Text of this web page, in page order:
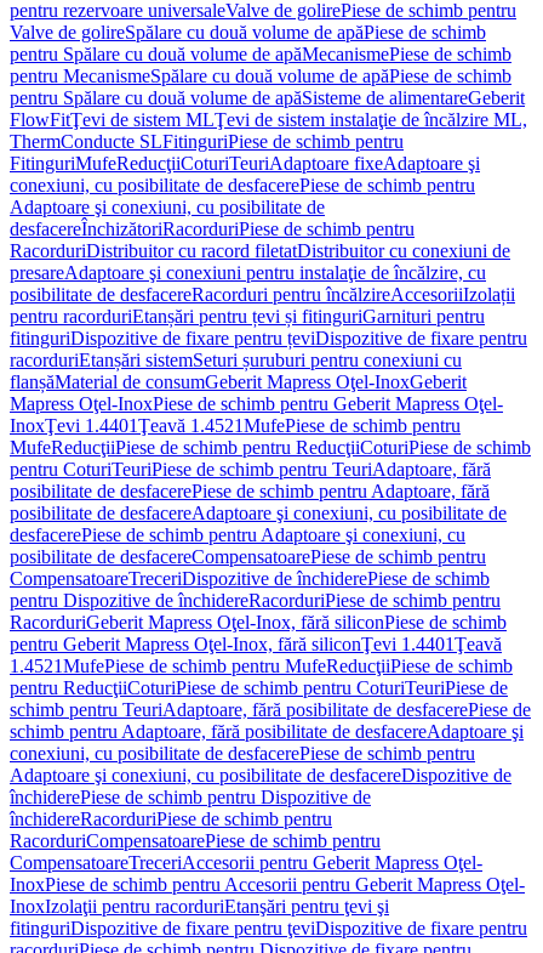
pentru rezervoare universaleValve de golirePiese de schimb pentru
Valve de golireSpălare cu două volume de apăPiese de schimb
pentru Spălare cu două volume de apăMecanismePiese de schimb
pentru MecanismeSpălare cu două volume de apăPiese de schimb
pentru Spălare cu două volume de apăSisteme de alimentareGeberit
FlowFitŢevi de sistem MLŢevi de sistem instalaţie de încălzire ML,
ThermConducte SLFitinguriPiese de schimb pentru
FitinguriMufeReducţiiCoturiTeuriAdaptoare fixeAdaptoare şi
conexiuni, cu posibilitate de desfacerePiese de schimb pentru
Adaptoare şi conexiuni, cu posibilitate de
desfacereÎnchizătoriRacorduriPiese de schimb pentru
RacorduriDistribuitor cu racord filetatDistribuitor cu conexiuni de
presareAdaptoare şi conexiuni pentru instalaţie de încălzire, cu
posibilitate de desfacereRacorduri pentru încălzireAccesoriiIzolații
pentru racorduriEtanșări pentru țevi și fitinguriGarnituri pentru
fitinguriDispozitive de fixare pentru țeviDispozitive de fixare pentru
racorduriEtanșări sistemSeturi șuruburi pentru conexiuni cu
flanșăMaterial de consumGeberit Mapress Oţel-InoxGeberit
Mapress Oţel-InoxPiese de schimb pentru Geberit Mapress Oţel-
InoxŢevi 1.4401Ţeavă 1.4521MufePiese de schimb pentru
MufeReducţiiPiese de schimb pentru ReducţiiCoturiPiese de schimb
pentru CoturiTeuriPiese de schimb pentru TeuriAdaptoare, fără
posibilitate de desfacerePiese de schimb pentru Adaptoare, fără
posibilitate de desfacereAdaptoare şi conexiuni, cu posibilitate de
desfacerePiese de schimb pentru Adaptoare şi conexiuni, cu
posibilitate de desfacereCompensatoarePiese de schimb pentru
CompensatoareTreceriDispozitive de închiderePiese de schimb
pentru Dispozitive de închidereRacorduriPiese de schimb pentru
RacorduriGeberit Mapress Oţel-Inox, fără siliconPiese de schimb
pentru Geberit Mapress Oţel-Inox, fără siliconŢevi 1.4401Ţeavă
1.4521MufePiese de schimb pentru MufeReducţiiPiese de schimb
pentru ReducţiiCoturiPiese de schimb pentru CoturiTeuriPiese de
schimb pentru TeuriAdaptoare, fără posibilitate de desfacerePiese de
schimb pentru Adaptoare, fără posibilitate de desfacereAdaptoare şi
conexiuni, cu posibilitate de desfacerePiese de schimb pentru
Adaptoare şi conexiuni, cu posibilitate de desfacereDispozitive de
închiderePiese de schimb pentru Dispozitive de
închidereRacorduriPiese de schimb pentru
RacorduriCompensatoarePiese de schimb pentru
CompensatoareTreceriAccesorii pentru Geberit Mapress Oţel-
InoxPiese de schimb pentru Accesorii pentru Geberit Mapress Oţel-
InoxIzolaţii pentru racorduriEtanşări pentru ţevi şi
fitinguriDispozitive de fixare pentru ţeviDispozitive de fixare pentru